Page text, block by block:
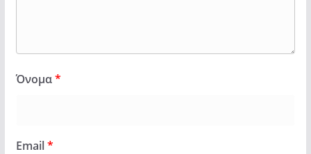
Όνομα*
Email*